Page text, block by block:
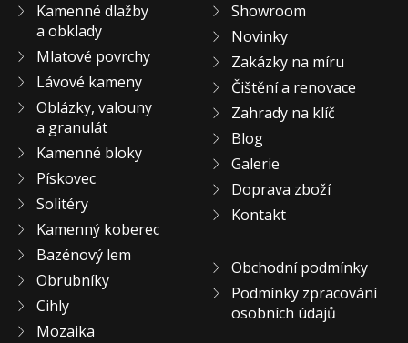
Doplňkový sortiment
DLAŽEBNÍ KOSTKY
KAMENNÉ DLAŽBY, OBKLADY
MLATOVÉ POVRCHY
ZAKÁZKY NA MÍRU
VÝPRODEJ
NOVINKY
BLOG
KONTAKT
Kamenné dlažby
a obklady
Mlatové povrchy
Lávové kameny
Oblázky, valouny
a granulát
Kamenné bloky
Pískovec
Solitéry
Kamenný koberec
Bazénový lem
Obrubníky
Cihly
Mozaika
Showroom
Novinky
Zakázky na míru
Čištění a renovace
Zahrady na klíč
Blog
Galerie
Doprava zboží
Kontakt
Obchodní podmínky
Podmínky zpracování
osobních údajů